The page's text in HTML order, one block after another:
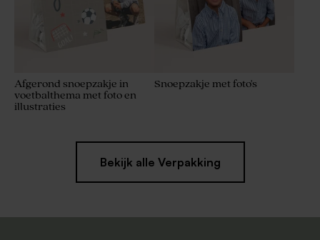
Afgerond snoepzakje in
voetbalthema met foto en
illustraties
Snoepzakje met foto's
Bekijk alle Verpakking